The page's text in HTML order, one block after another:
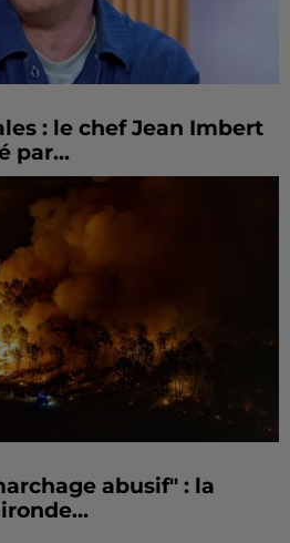
: le chef Jean Imbert
par...
abusif" : la